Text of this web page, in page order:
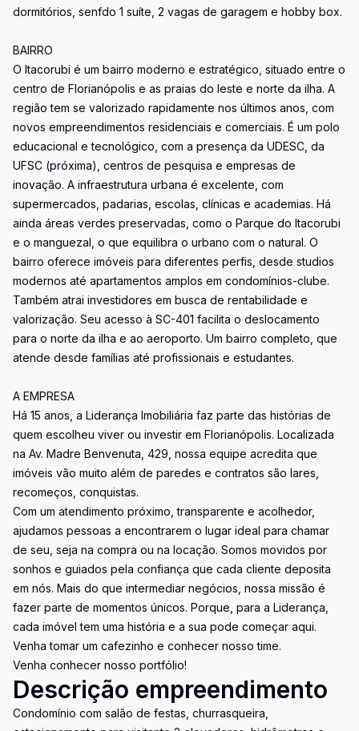
dormitórios, senfdo 1 suíte, 2 vagas de garagem e hobby box.
BAIRRO
O Itacorubi é um bairro moderno e estratégico, situado entre o
centro de Florianópolis e as praias do leste e norte da ilha. A
região tem se valorizado rapidamente nos últimos anos, com
novos empreendimentos residenciais e comerciais. É um polo
educacional e tecnológico, com a presença da UDESC, da
UFSC (próxima), centros de pesquisa e empresas de
inovação. A infraestrutura urbana é excelente, com
supermercados, padarias, escolas, clínicas e academias. Há
ainda áreas verdes preservadas, como o Parque do Itacorubi
e o manguezal, o que equilibra o urbano com o natural. O
bairro oferece imóveis para diferentes perfis, desde studios
modernos até apartamentos amplos em condomínios-clube.
Também atrai investidores em busca de rentabilidade e
valorização. Seu acesso à SC-401 facilita o deslocamento
para o norte da ilha e ao aeroporto. Um bairro completo, que
atende desde famílias até profissionais e estudantes.
A EMPRESA
Há 15 anos, a Liderança Imobiliária faz parte das histórias de
quem escolheu viver ou investir em Florianópolis. Localizada
na Av. Madre Benvenuta, 429, nossa equipe acredita que
imóveis vão muito além de paredes e contratos são lares,
recomeços, conquistas.
Com um atendimento próximo, transparente e acolhedor,
ajudamos pessoas a encontrarem o lugar ideal para chamar
de seu, seja na compra ou na locação. Somos movidos por
sonhos e guiados pela confiança que cada cliente deposita
em nós. Mais do que intermediar negócios, nossa missão é
fazer parte de momentos únicos. Porque, para a Liderança,
cada imóvel tem uma história e a sua pode começar aqui.
Venha tomar um cafezinho e conhecer nosso time.
Venha conhecer nosso portfólio!
Descrição empreendimento
Condomínio com salão de festas, churrasqueira,